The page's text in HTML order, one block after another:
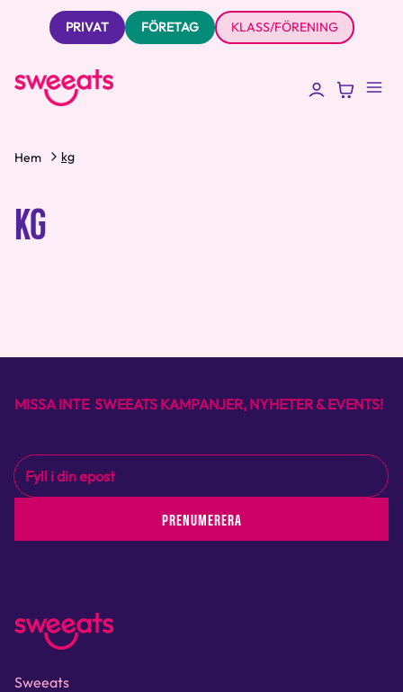
PRIVAT FÖRETAG KLASS/FÖRENING
Hem kg
KG
MISSA INTE SWEEATS KAMPANJER, NYHETER & EVENTS!
PRENUMERERA
Sweeats